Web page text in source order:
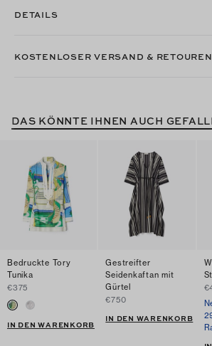
DETAILS
KOSTENLOSER VERSAND & RETOUREN
DAS KÖNNTE IHNEN AUCH
Bedruckte Tory
Tunika
€375
IN DEN WARENKORB
Gestreifter
Seidenkaftan mit
Gürtel
€750
IN DEN WARENKORB